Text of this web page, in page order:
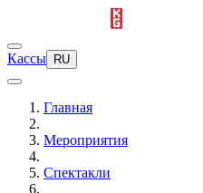
Кассы RU
Главная
Мероприятия
Спектакли